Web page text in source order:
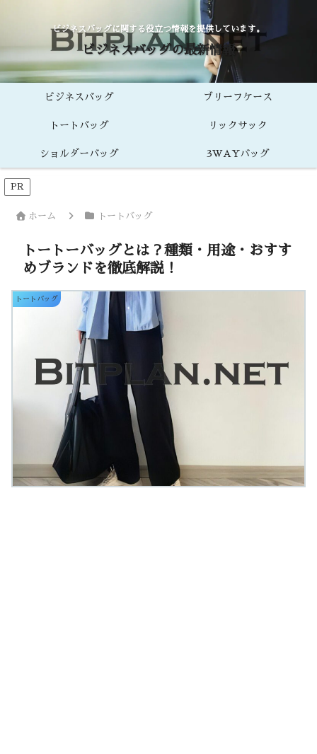
ビジネスバッグに関する役立つ情報を提供しています。
ビジネスバッグの最新情報
ビジネスバッグ ブリーフケース
トートバッグ リックサック
ショルダーバッグ 3WAYバッグ
PR
ホーム トートバッグ
トートーバッグとは？種類・用途・おすす
めブランドを徹底解説！
トートバッグ